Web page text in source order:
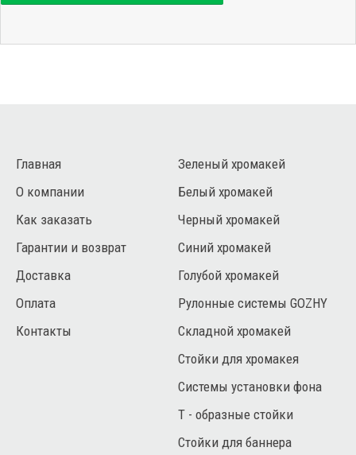
Главная
О компании
Как заказать
Гарантии и возврат
Доставка
Оплата
Контакты
Зеленый хромакей
Белый хромакей
Черный хромакей
Синий хромакей
Голубой хромакей
Рулонные системы GOZHY
Складной хромакей
Стойки для хромакея
Системы установки фона
Т - образные стойки
Стойки для баннера